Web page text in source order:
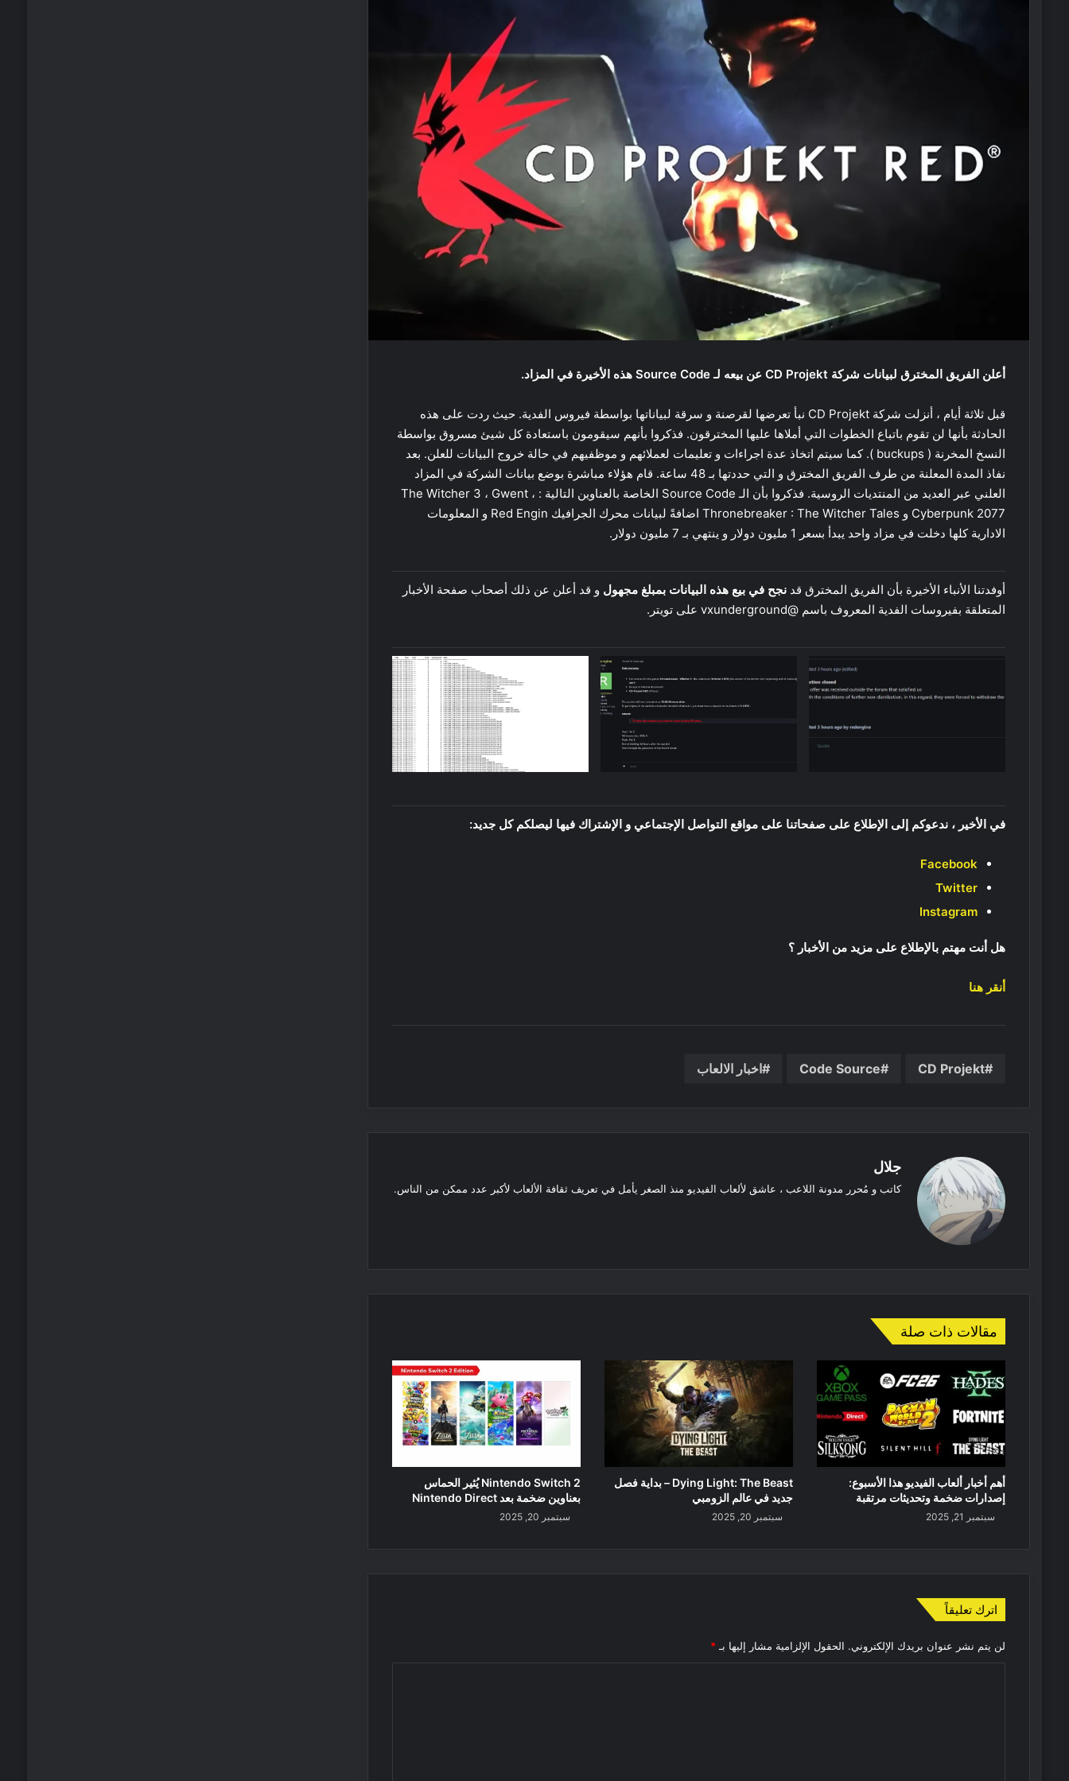
أعلن الفريق المخترق لبيانات شركة CD Projekt عن بيعه لـ Source Code هذه الأخيرة في المزاد.
قبل ثلاثة أيام ، أنزلت شركة CD Projekt نبأ تعرضها لقرصنة و سرقة لبياناتها بواسطة فيروس الفدية. حيث ردت على هذه
الحادثة بأنها لن تقوم باتباع الخطوات التي أملاها عليها المخترقون. فذكروا بأنهم سيقومون باستعادة كل شيئ مسروق بواسطة
النسخ المخرنة ( buckups ). كما سيتم اتخاذ عدة اجراءات و تعليمات لعملائهم و موظفيهم في حالة خروج البيانات للعلن. بعد
نفاذ المدة المعلنة من طرف الفريق المخترق و التي حددتها بـ 48 ساعة. قام هؤلاء مباشرة بوضع بيانات الشركة في المزاد
العلني عبر العديد من المنتديات الروسية. فذكروا بأن الـ Source Code الخاصة بالعناوين التالية : The Witcher 3 ، Gwent ،
Cyberpunk 2077 و Thronebreaker : The Witcher Tales اضافةً لبيانات محرك الجرافيك Red Engin و المعلومات
الادارية كلها دخلت في مزاد واحد يبدأ بسعر 1 مليون دولار و ينتهي بـ 7 مليون دولار.
أوفدتنا الأنباء الأخيرة بأن الفريق المخترق قد نجح في بيع هذه البيانات بمبلغ مجهول و قد أعلن عن ذلك أصحاب صفحة الأخبار
المتعلقة بفيروسات الفدية المعروف باسم @vxunderground على تويتر.
في الأخير ، ندعوكم إلى الإطلاع على صفحاتنا على مواقع التواصل الإجتماعي و الإشتراك فيها ليصلكم كل جديد:
Facebook
Twitter
Instagram
هل أنت مهتم بالإطلاع على مزيد من الأخبار ؟
أنقر هنا
CD Projekt
Code Source اخبار الالعاب
جلال
كاتب و مُحرر مدونة اللاعب ، عاشق لألعاب الفيديو منذ الصغر يأمل في تعريف ثقافة الألعاب لأكبر عدد ممكن من الناس.
مقالات ذات صلة
أهم أخبار ألعاب الفيديو هذا الأسبوع:
إصدارات ضخمة وتحديثات مرتقبة
سبتمبر 21, 2025
Dying Light: The Beast – بداية فصل
جديد في عالم الزومبي
سبتمبر 20, 2025
Nintendo Switch 2 يُثير الحماس
بعناوين ضخمة بعد Nintendo Direct
سبتمبر 20, 2025
اترك تعليقاً
لن يتم نشر عنوان بريدك الإلكتروني. الحقول الإلزامية مشار إليها بـ *